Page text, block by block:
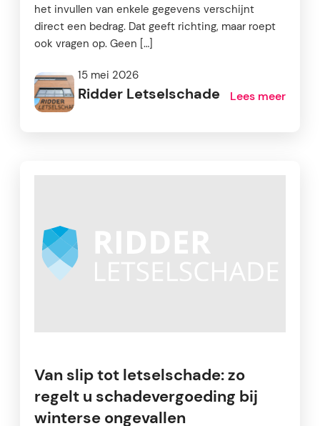
het invullen van enkele gegevens verschijnt
direct een bedrag. Dat geeft richting, maar roept
ook vragen op. Geen […]
15 mei 2026
Ridder Letselschade Lees meer
Van slip tot letselschade: zo
regelt u schadevergoeding bij
winterse ongevallen